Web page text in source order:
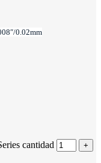
0.02mm
cantidad